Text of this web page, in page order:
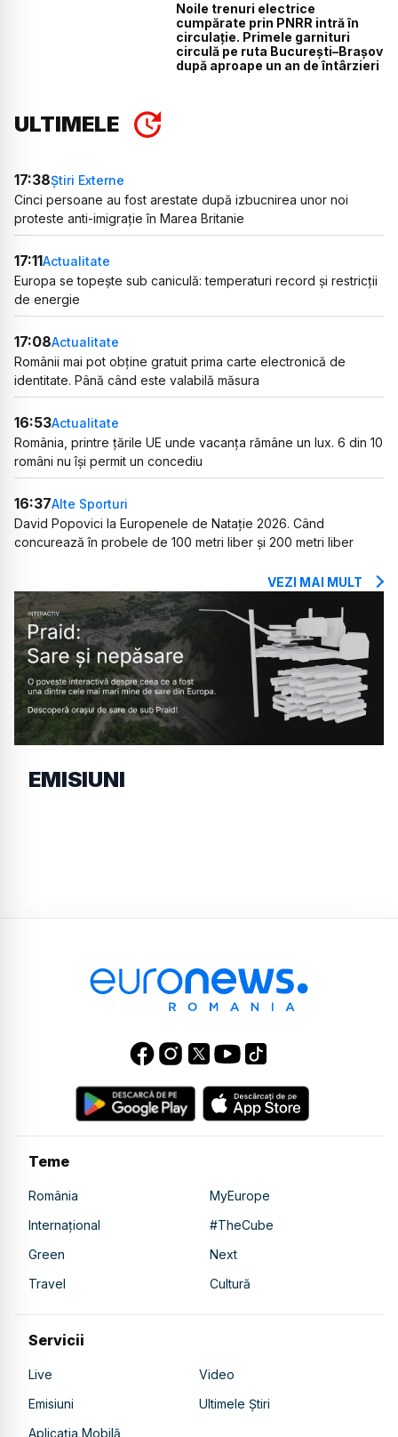
Noile trenuri electrice
cumpărate prin PNRR intră în
circulație. Primele garnituri
circulă pe ruta București–Brașov
după aproape un an de întârzieri
ULTIMELE
17:38Știri Externe
Cinci persoane au fost arestate după izbucnirea unor noi
proteste anti-imigrație în Marea Britanie
17:11Actualitate
Europa se topește sub caniculă: temperaturi record și restricții
de energie
17:08Actualitate
Românii mai pot obține gratuit prima carte electronică de
identitate. Până când este valabilă măsura
16:53Actualitate
România, printre țările UE unde vacanța rămâne un lux. 6 din 10
români nu își permit un concediu
16:37Alte Sporturi
David Popovici la Europenele de Natație 2026. Când
concurează în probele de 100 metri liber și 200 metri liber
VEZI MAI MULT
EMISIUNI
Teme
România
MyEurope
Internațional
#TheCube
Green
Next
Travel
Cultură
Servicii
Live
Video
Emisiuni
Ultimele Știri
Aplicația Mobilă